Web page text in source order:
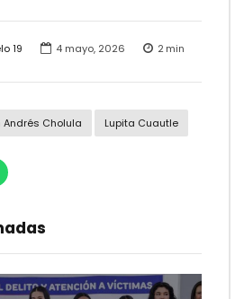
19 4 mayo, 2026 2 min
Andrés Cholula Lupita Cuautle